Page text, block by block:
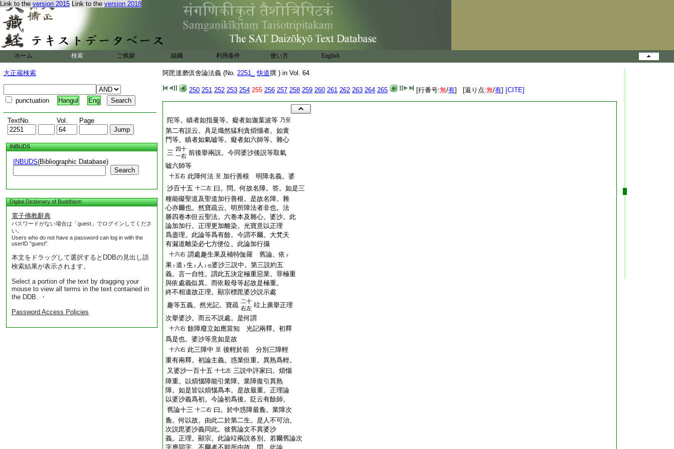
Link to the version 2015 Link to the version 2018
ホーム 検索 ご挨拶 組織 利用条件 使い方 English
大正蔵検索
punctuation Hangul Eng
TextNo. Vol. Page
INBUDS
INBUDS(Bibliographic Database)
Search
Digital Dictionary of Buddhism
電子佛教辭典
パスワードがない場合は「guest」でログインしてくださ
い。
Users who do not have a password can log in with the
userID "guest".
本文をドラッグして選択するとDDBの見出し語
検索結果が表示されます。
Select a portion of the text by dragging your
mouse to view all terms in the text contained in
the DDB. ・
Password Access Policies
阿毘達磨倶舍論法義 (No. 2251_ 快道撰 ) in Vol. 64
250 251 252 253 254 255 256 257 258 259 260 261 262 263 264 265 [行番号:無/有] [返り点:無/有] [CITE]
陀等。瞋者如指曼等。癡者如迦葉波等 乃至
第二有説云。具足熾然猛利貪煩惱者。如黄
門等。瞋者如氣嘘等。癡者如六師等。雜心
三 四十
一右 前後擧兩説。今同婆沙後説等取氣
嘘六師等
十五右 此障何法 至 加行善根 明障名義。婆
沙百十五 十二左 曰。問。何故名障。答。如是三
種能礙聖道及聖道加行善根。是故名障。雜
心亦爾也。然寶疏云。明所障法者非也。法
勝四卷本但云聖法。六卷本及雜心。婆沙。此
論加加行。正理更加離染。光寶意以正理
爲盡理。此論等爲有餘。今謂不爾。大梵天
有漏道離染必七方便位。此論加行攝
十六右 謂處趣生果及補特伽羅 舊論。依 ト
果 ト 道 ト 生 ト 人 ト也婆沙三説中。第三説約五
義。言一自性。謂此五決定極重惡業。罪極重
與依處義似異。而依殺母等起故是極重。
終不相違故正理。顯宗標毘婆沙説示處
趣等五義。然光記。寶疏 二十
右左 竝上廣擧正理
次擧婆沙。而云不説處。是何謂
十六右 餘障廢立如應當知 光記兩釋。初釋
爲是也。婆沙等意如是故
十六右 此三障中 至 後輕於前 分別三障輕
重有兩釋。初論主義。惑業但重。異熟爲輕。
又婆沙一百十五 十七左 三説中評家曰。煩惱
障重。以煩惱障能引業障。業障復引異熟
障。如是皆以煩惱爲本。是故最重。正理論
以婆沙義爲初。今論初爲後。貶云有餘師。
舊論十三 十二右 曰。於中惑障最麁。業障次
麁。何以故。由此二於第二生。是人不可治。
次説毘婆沙義同此。彼舊論文不異婆沙
義。正理。顯宗。此論竝兩説各別。若爾舊論次
字應同字。不爾者不順所由故。問。此論